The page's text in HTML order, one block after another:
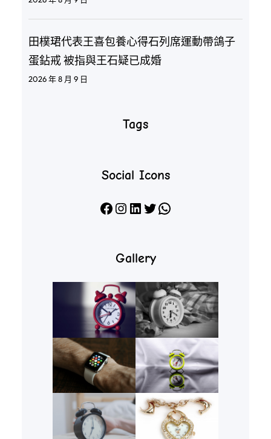
田樸珺代表王喜包養心得石列席運動帶鴿子
蛋鉆戒 被指與王石疑已成婚
2026 年 8 月 9 日
Tags
Social Icons
Facebook Instagram LinkedIn X WhatsApp
Gallery